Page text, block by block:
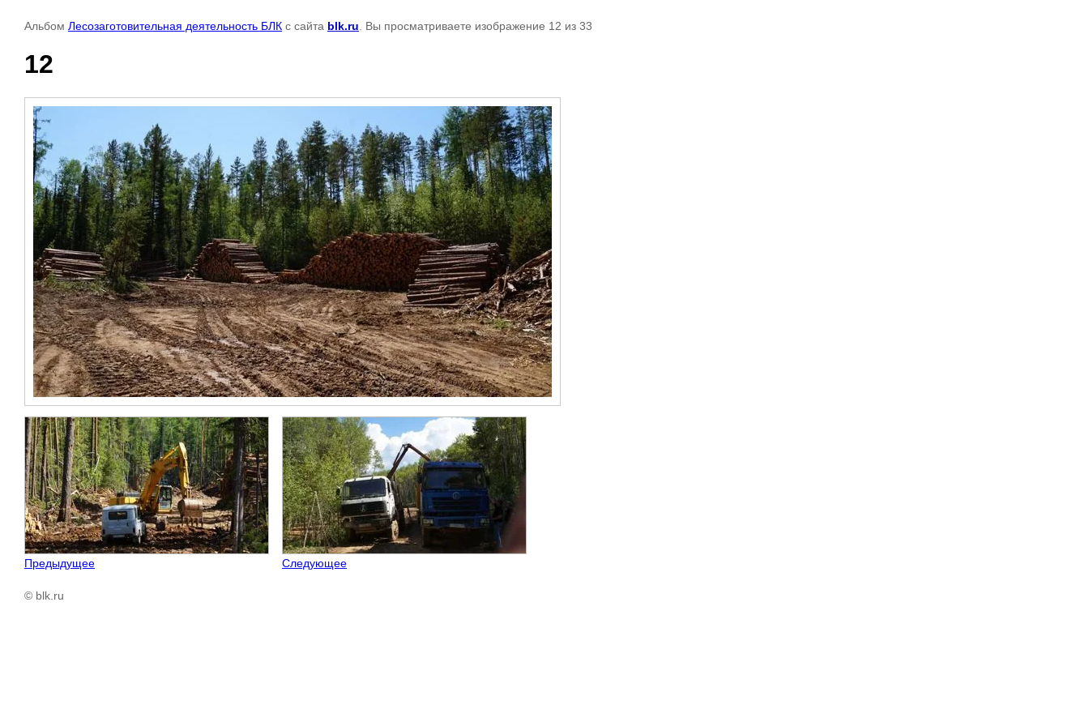
Альбом Лесозаготовительная деятельность БЛК с сайта blk.ru . Вы просматриваете изображение 12 из 33
12
Предыдущее Следующее
© blk.ru